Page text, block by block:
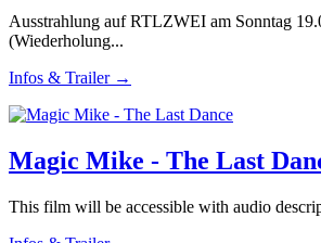
Ausstrahlung auf RTLZWEI am Sonntag
(Wiederholung...
Infos & Trailer →
Magic Mike - The Last
This film will be accessible with audio